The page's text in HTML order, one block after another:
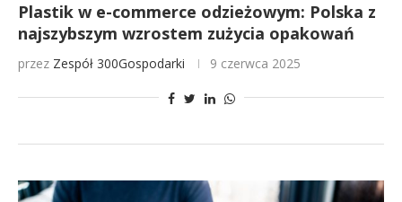
Plastik w e-commerce odzieżowym: Polska z
najszybszym wzrostem zużycia opakowań
przez Zespół 300Gospodarki 9 czerwca 2025